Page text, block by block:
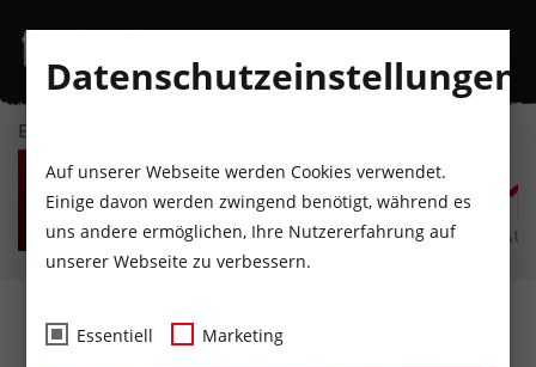
EVENTKALENDER
SA
8
AUGUST
SO
9
AUGUST
MO
10
AUGUST
DI
11
AUGUST
MI
12
AUGUST
Ü30 Party im B1
Datenschutzeinstellungen
Auf unserer Webseite werden Cookies verwendet.
Einige davon werden zwingend benötigt, während es
uns andere ermöglichen, Ihre Nutzererfahrung auf
unserer Webseite zu verbessern.
Essentiell Marketing